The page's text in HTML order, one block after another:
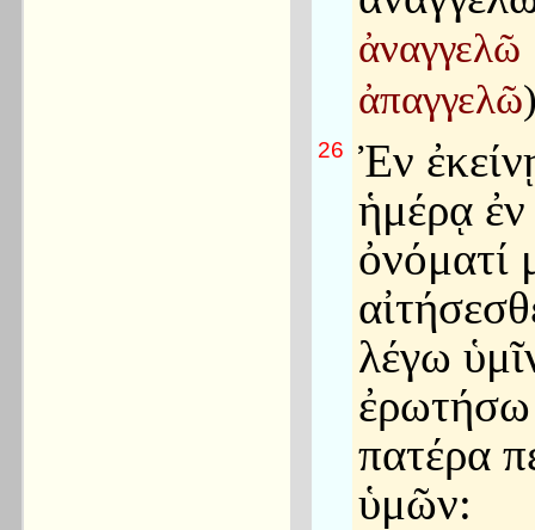
ἀναγγελῶ
ἀπαγγελῶ
26
Ἐν
ἡμέρᾳ
ὀνόματί
λέγω
ἐρωτήσω
πατέρα
ὑμῶν: